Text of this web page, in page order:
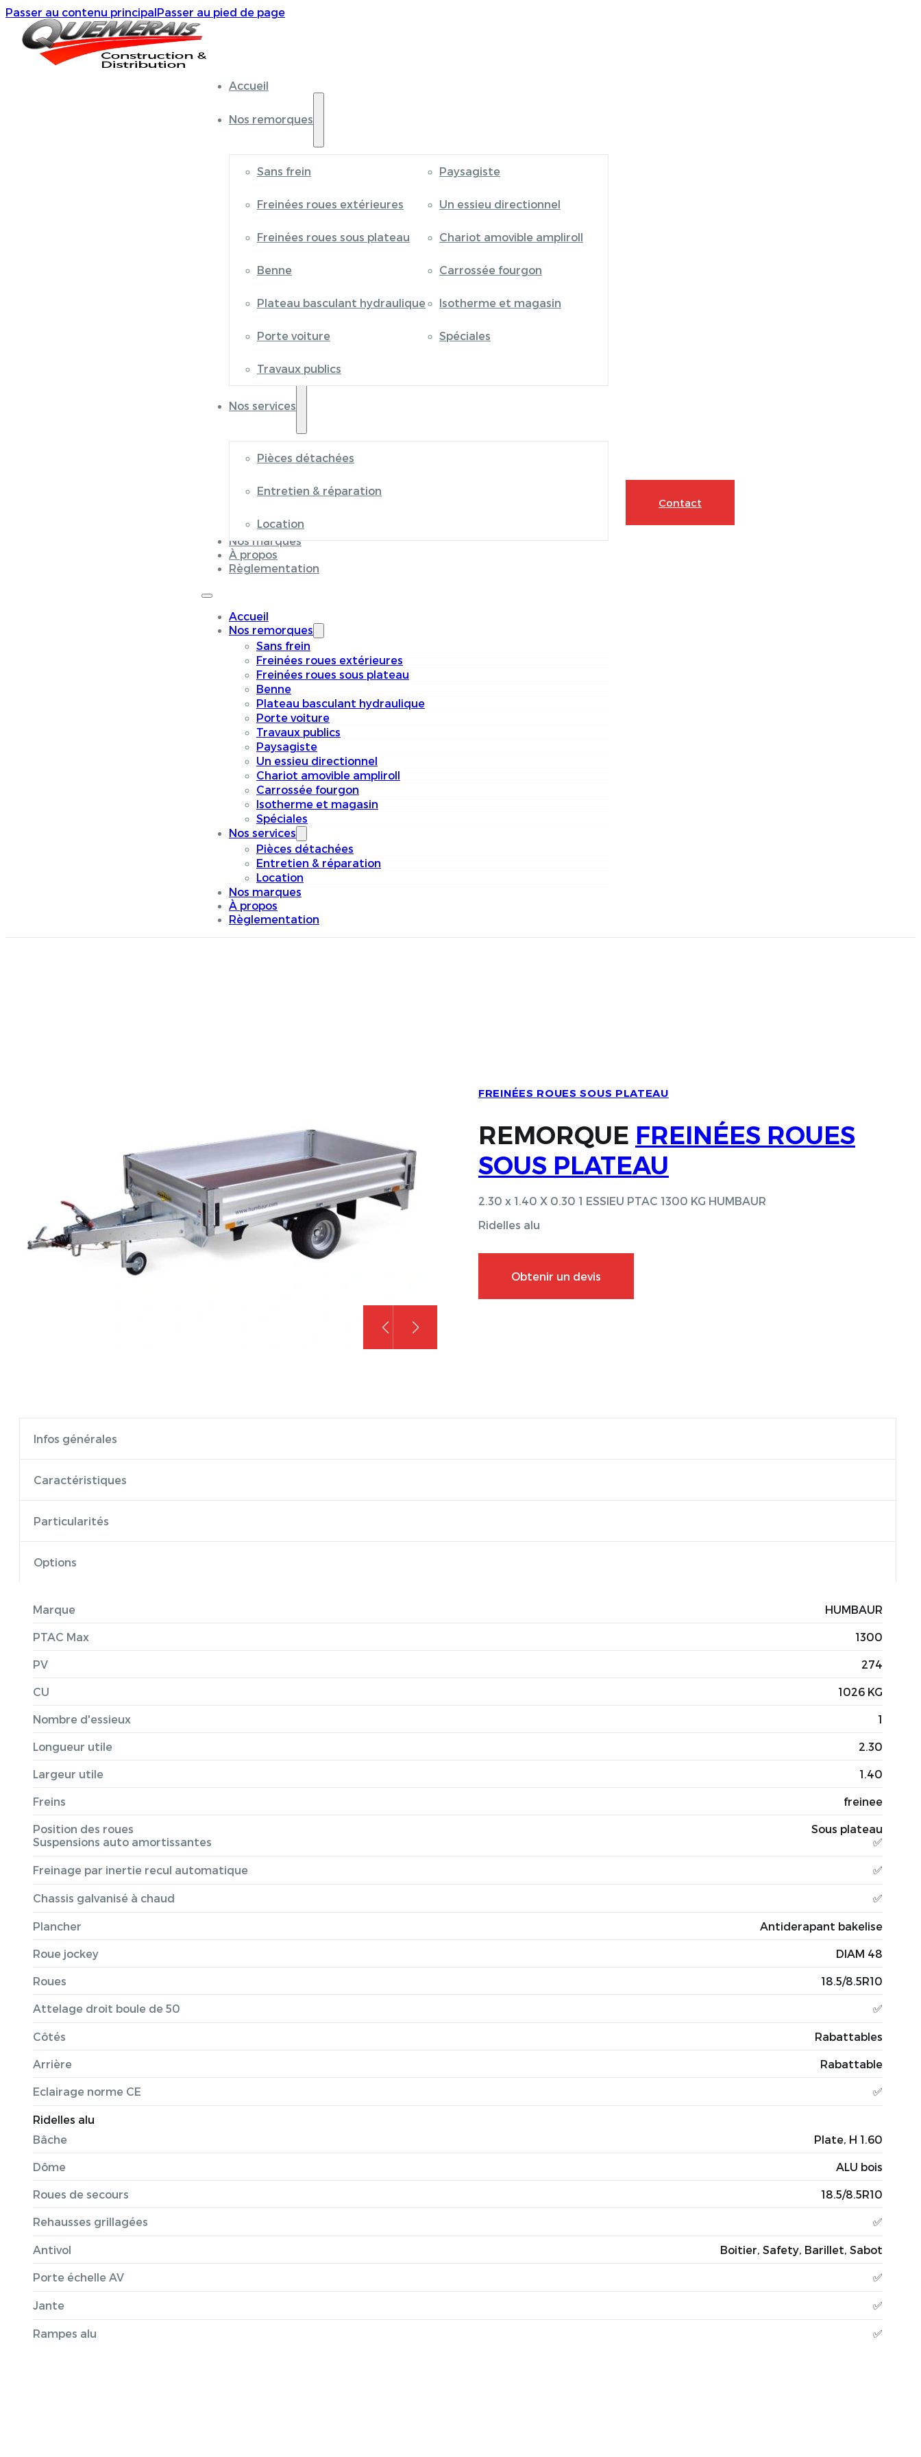
Passer au contenu principalPasser au pied de page
Accueil
Nos remorques
Sans frein
Freinées roues extérieures
Freinées roues sous plateau
Benne
Plateau basculant hydraulique
Porte voiture
Travaux publics
Paysagiste
Un essieu directionnel
Chariot amovible ampliroll
Carrossée fourgon
Isotherme et magasin
Spéciales
Nos services
Pièces détachées
Entretien & réparation
Location
Nos marques
À propos
Règlementation
Accueil
Nos remorques
Sans frein
Freinées roues extérieures
Freinées roues sous plateau
Benne
Plateau basculant hydraulique
Porte voiture
Travaux publics
Paysagiste
Un essieu directionnel
Chariot amovible ampliroll
Carrossée fourgon
Isotherme et magasin
Spéciales
Nos services
Pièces détachées
Entretien & réparation
Location
Nos marques
À propos
Règlementation
Contact
FREINÉES ROUES SOUS PLATEAU
REMORQUE FREINÉES ROUES
SOUS PLATEAU
2.30 x 1.40 X 0.30 1 ESSIEU PTAC 1300 KG HUMBAUR
Ridelles alu
Obtenir un devis
Infos générales
Caractéristiques
Particularités
Options
Marque HUMBAUR
PTAC Max 1300
PV 274
CU 1026 KG
Nombre d'essieux 1
Longueur utile 2.30
Largeur utile 1.40
Freins freinee
Position des roues
Sous plateau
Suspensions auto amortissantes
✅
Freinage par inertie recul automatique ✅
Chassis galvanisé à chaud ✅
Plancher Antiderapant bakelise
Roue jockey DIAM 48
Roues 18.5/8.5R10
Attelage droit boule de 50 ✅
Côtés Rabattables
Arrière Rabattable
Eclairage norme CE ✅
Ridelles alu
Bâche
Plate, H 1.60
Dôme ALU bois
Roues de secours 18.5/8.5R10
Rehausses grillagées ✅
Antivol Boitier, Safety, Barillet, Sabot
Porte échelle AV ✅
Jante ✅
Rampes alu ✅